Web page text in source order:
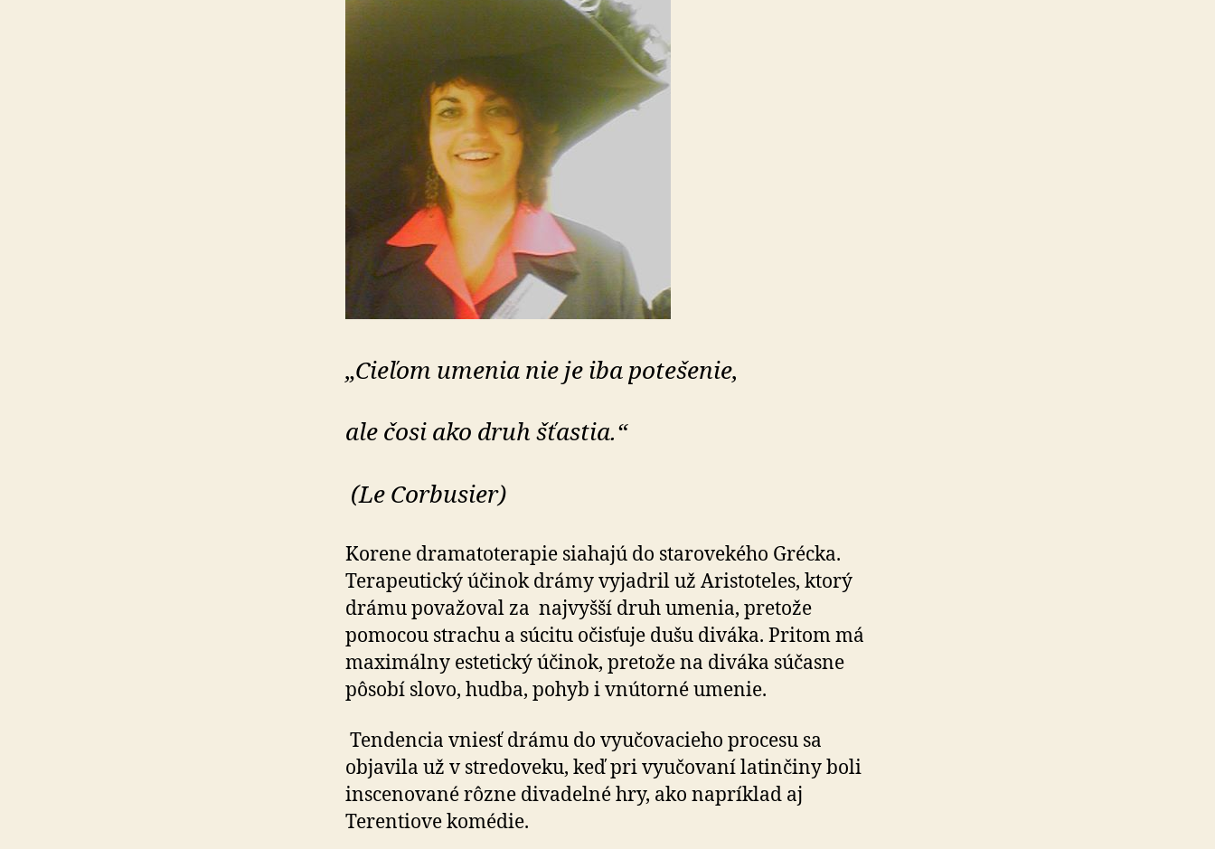
„Cieľom umenia nie je iba potešenie,
ale čosi ako druh šťastia.“
(Le Corbusier)
Korene dramatoterapie siahajú do starovekého Grécka.
Terapeutický účinok drámy vyjadril už Aristoteles, ktorý
drámu považoval za najvyšší druh umenia, pretože
pomocou strachu a súcitu očisťuje dušu diváka. Pritom má
maximálny estetický účinok, pretože na diváka súčasne
pôsobí slovo, hudba, pohyb i vnútorné umenie.
Tendencia vniesť drámu do vyučovacieho procesu sa
objavila už v stredoveku, keď pri vyučovaní latinčiny boli
inscenované rôzne divadelné hry, ako napríklad aj
Terentiove komédie.